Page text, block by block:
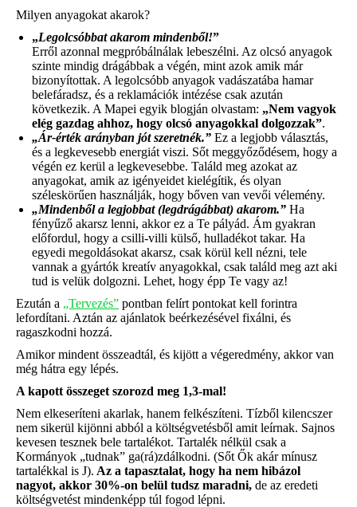
Milyen anyagokat akarok?
„Legolcsóbbat akarom mindenből!”
Erről azonnal megpróbálnálak lebeszélni. Az olcsó anyagok
szinte mindig drágábbak a végén, mint azok amik már
bizonyítottak. A legolcsóbb anyagok vadászatába hamar
belefáradsz, és a reklamációk intézése csak azután
következik. A Mapei egyik blogján olvastam: „Nem vagyok
elég gazdag ahhoz, hogy olcsó anyagokkal dolgozzak”.
„Ár-érték arányban jót szeretnék.” Ez a legjobb választás,
és a legkevesebb energiát viszi. Sőt meggyőződésem, hogy a
végén ez kerül a legkevesebbe. Találd meg azokat az
anyagokat, amik az igényeidet kielégítik, és olyan
széleskörűen használják, hogy bőven van vevői vélemény.
„Mindenből a legjobbat (legdrágábbat) akarom.” Ha
fényűző akarsz lenni, akkor ez a Te pályád. Ám gyakran
előfordul, hogy a csilli-villi külső, hulladékot takar. Ha
egyedi megoldásokat akarsz, csak körül kell nézni, tele
vannak a gyártók kreatív anyagokkal, csak találd meg azt aki
tud is velük dolgozni. Lehet, hogy épp Te vagy az!
Ezután a „Tervezés” pontban felírt pontokat kell forintra
lefordítani. Aztán az ajánlatok beérkezésével fixálni, és
ragaszkodni hozzá.
Amikor mindent összeadtál, és kijött a végeredmény, akkor van
még hátra egy lépés.
A kapott összeget szorozd meg 1,3-mal!
Nem elkeseríteni akarlak, hanem felkészíteni. Tízből kilencszer
nem sikerül kijönni abból a költségvetésből amit leírnak. Sajnos
kevesen tesznek bele tartalékot. Tartalék nélkül csak a
Kormányok „tudnak” ga(rá)zdálkodni. (Sőt Ők akár mínusz
tartalékkal is J). Az a tapasztalat, hogy ha nem hibázol
nagyot, akkor 30%-on belül tudsz maradni, de az eredeti
költségvetést mindenképp túl fogod lépni.